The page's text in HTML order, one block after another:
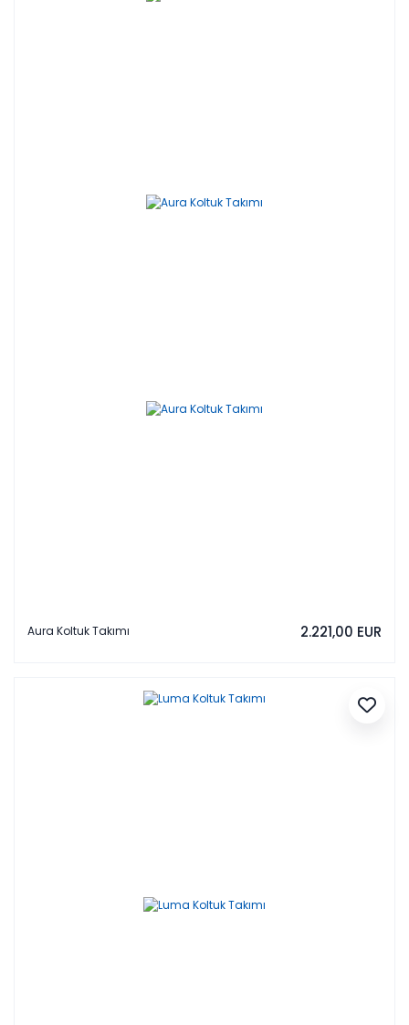
Aura Koltuk Takımı 2.221,00 EUR